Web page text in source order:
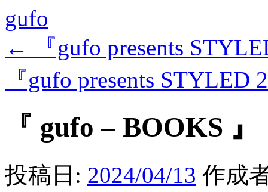
gufo
←
『gufo presents
『gufo presents STYLED
『 gufo – BOOKS 』
投稿日: 2024/04/13 作成